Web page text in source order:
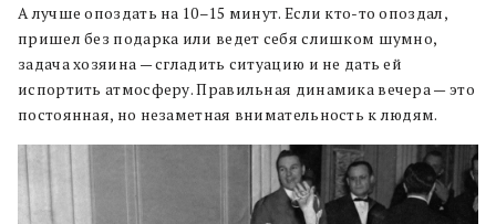
А лучше опоздать на 10–15 минут. Если кто-то опоздал,
пришел без подарка или ведет себя слишком шумно,
задача хозяина — сгладить ситуацию и не дать ей
испортить атмосферу. Правильная динамика вечера — это
постоянная, но незаметная внимательность к людям.